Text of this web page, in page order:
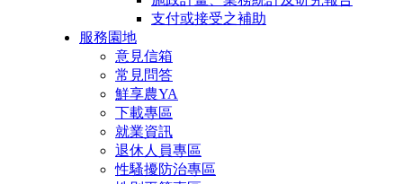
支付或接受之補助
服務園地
意見信箱
常見問答
鮮享農YA
下載專區
就業資訊
退休人員專區
性騷擾防治專區